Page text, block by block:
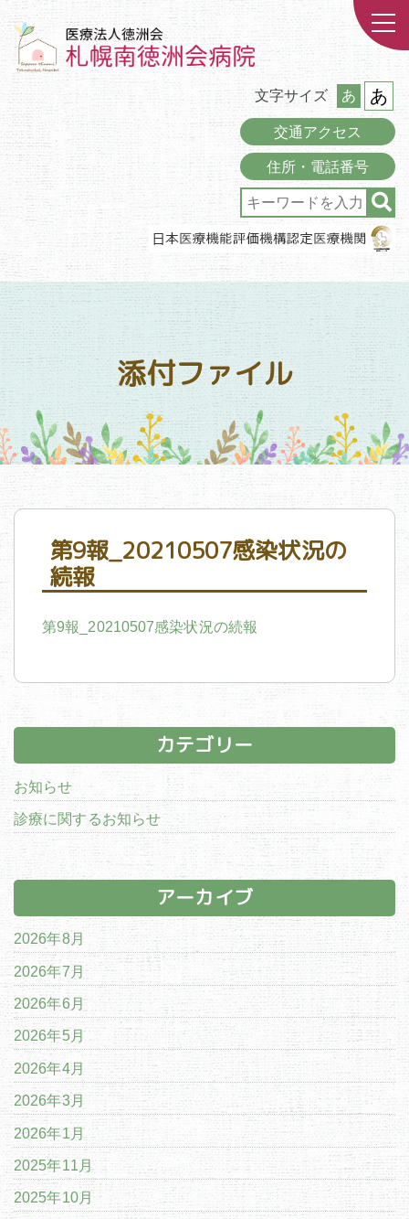
文字サイズ あ あ
交通アクセス
住所・電話番号
添付ファイル
第9報_20210507感染状況の
続報
第9報_20210507感染状況の続報
カテゴリー
お知らせ
診療に関するお知らせ
アーカイブ
2026年8月
2026年7月
2026年6月
2026年5月
2026年4月
2026年3月
2026年1月
2025年11月
2025年10月